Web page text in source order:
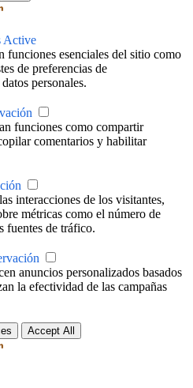
Active
funciones esenciales del sitio como
de preferencias de
personales.
funciones como compartir
comentarios y habilitar
interacciones de los visitantes,
métricas como el número de
fuentes de tráfico.
anuncios personalizados basados
la efectividad de las campañas
Accept All